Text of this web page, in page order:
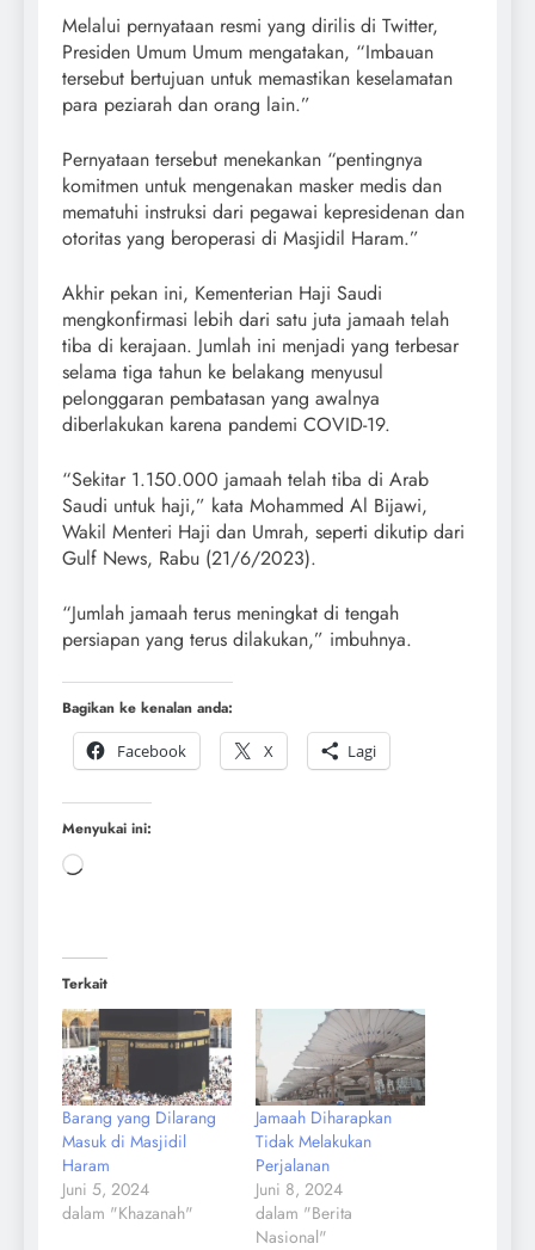
Melalui pernyataan resmi yang dirilis di Twitter,
Presiden Umum Umum mengatakan, “Imbauan
tersebut bertujuan untuk memastikan keselamatan
para peziarah dan orang lain.”
Pernyataan tersebut menekankan “pentingnya
komitmen untuk mengenakan masker medis dan
mematuhi instruksi dari pegawai kepresidenan dan
otoritas yang beroperasi di Masjidil Haram.”
Akhir pekan ini, Kementerian Haji Saudi
mengkonfirmasi lebih dari satu juta jamaah telah
tiba di kerajaan. Jumlah ini menjadi yang terbesar
selama tiga tahun ke belakang menyusul
pelonggaran pembatasan yang awalnya
diberlakukan karena pandemi COVID-19.
“Sekitar 1.150.000 jamaah telah tiba di Arab
Saudi untuk haji,” kata Mohammed Al Bijawi,
Wakil Menteri Haji dan Umrah, seperti dikutip dari
Gulf News, Rabu (21/6/2023).
“Jumlah jamaah terus meningkat di tengah
persiapan yang terus dilakukan,” imbuhnya.
Bagikan ke kenalan anda:
Facebook
X Lagi
Menyukai ini:
Terkait
Barang yang Dilarang
Masuk di Masjidil
Haram
Juni 5, 2024
dalam "Khazanah"
Jamaah Diharapkan
Tidak Melakukan
Perjalanan
Juni 8, 2024
dalam "Berita
Nasional"